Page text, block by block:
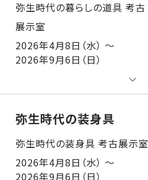
弥生時代の暮らしの道具 考古展示室
2026年4月8日（水） ～
2026年9月6日（日）
弥生時代の装身具
弥生時代の装身具 考古展示室
2026年4月8日（水） ～
2026年9月6日（日）